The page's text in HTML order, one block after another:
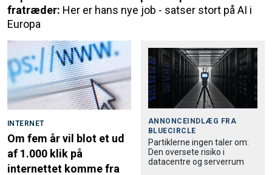
fratræder: Her er hans nye job - satser stort på AI i
Europa
INTERNET
Om fem år vil blot et ud
af 1.000 klik på
internettet komme fra
ANNONCEINDLÆG FRA
BLUECIRCLE
Partiklerne ingen taler om:
Den oversete risiko i
datacentre og serverrum